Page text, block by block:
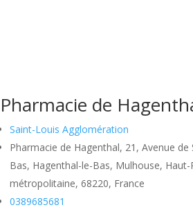
Pharmacie de
Saint-Louis Agglomération
Pharmacie de Hagenthal, 21, Avenue
Bas, Hagenthal-le-Bas, Mulhouse, Haut-
métropolitaine, 68220, France
0389685681